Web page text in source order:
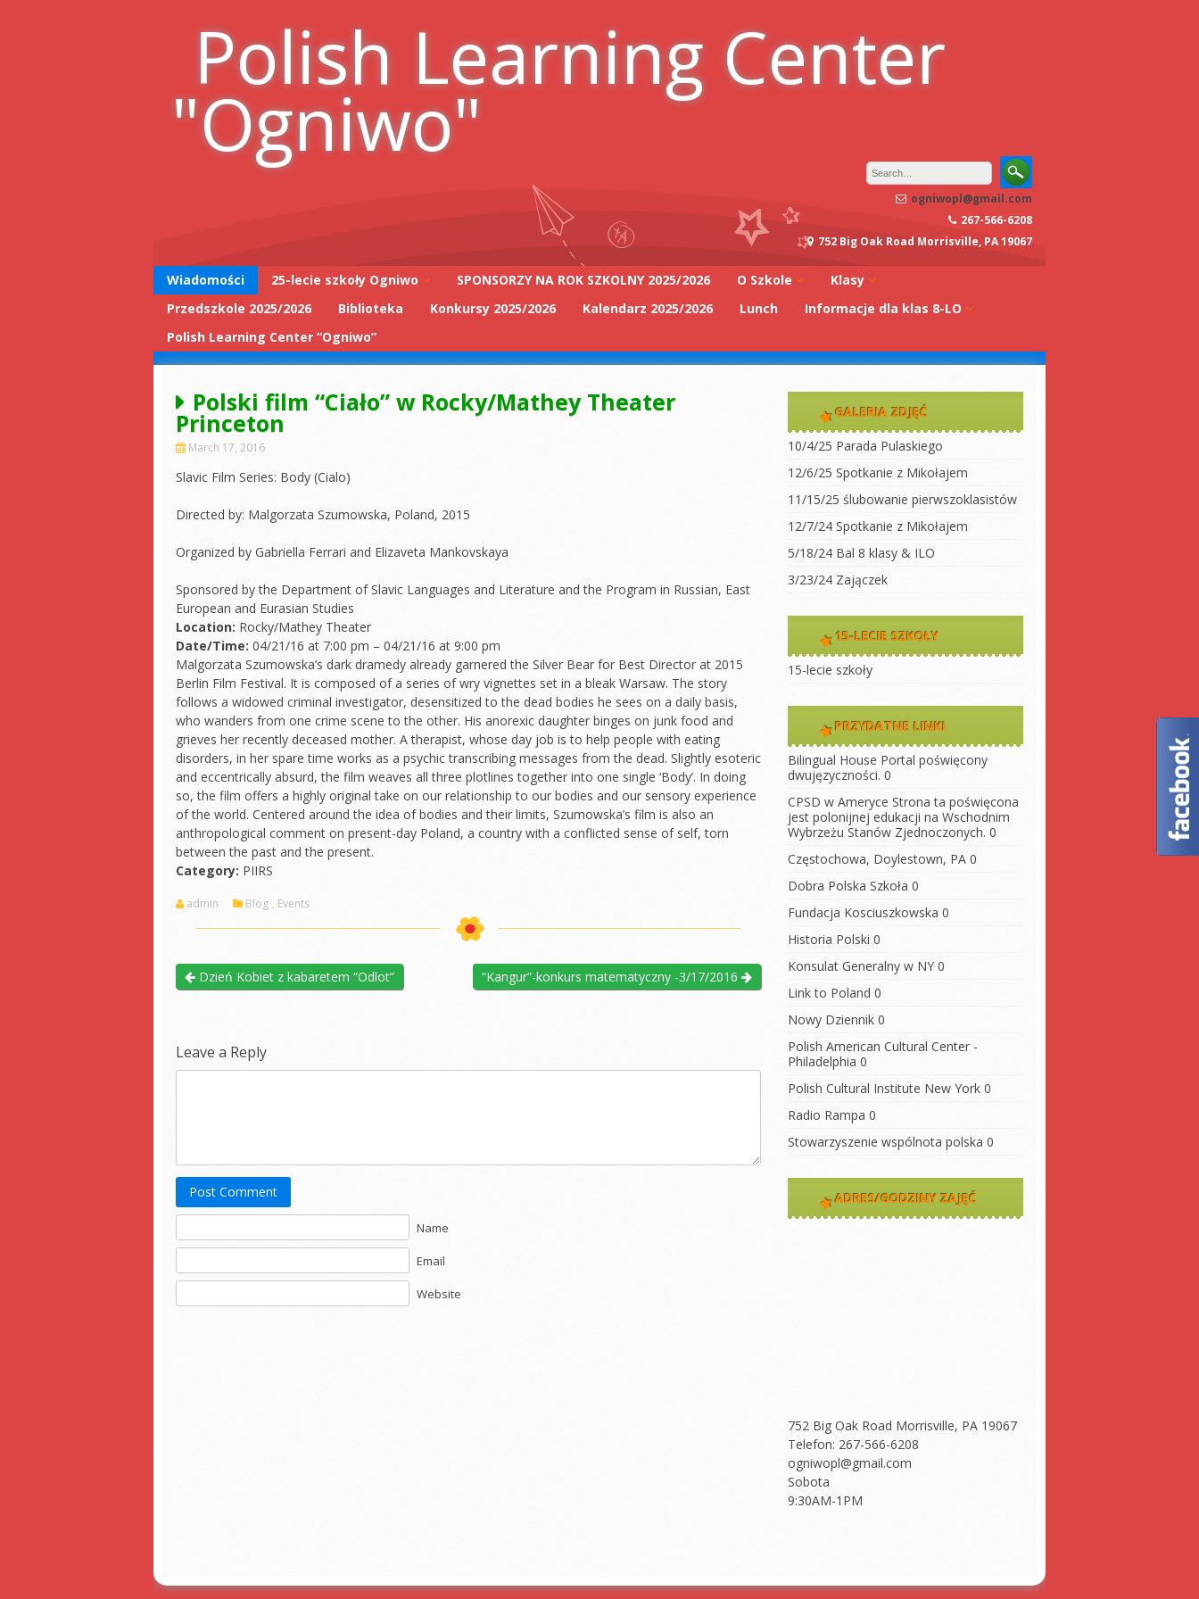
Polish Learning Center
"Ogniwo"
ogniwopl@gmail.com
267-566-6208
752 Big Oak Road Morrisville, PA 19067
Wiadomości
25-lecie szkoły Ogniwo
25-lecie wpis do
SPONSORZY NA ROK SZKOLNY 2025/2026
O Szkole
Adres szkoły
2025/2026
2025/2026
Statut szkoły
“Ogniwo”
Dokumenty do
15-lecie szkoły
Klasy
Klasa 0A
Klasa 1A
Klasa 1B
Klasa 2
Klasa 3A
Klasa 3 B
Klasa 5
Klasa 6
Klasa 8
LO 1
Przedszkole 2025/2026 Biblioteka Konkursy 2025/2026 Kalendarz 2025/2026 Lunch
Informacje dla klas 8-LO
Stypendia
Egzaminy z
dwujęzyczności
Polish Learning Center “Ogniwo”
Polski film “Ciało” w Rocky/Mathey Theater
Princeton
March 17, 2016
Slavic Film Series: Body (Cialo)
Directed by: Malgorzata Szumowska, Poland, 2015
Organized by Gabriella Ferrari and Elizaveta Mankovskaya
Sponsored by the Department of Slavic Languages and Literature and the Program in Russian, East
European and Eurasian Studies
Location: Rocky/Mathey Theater
Date/Time: 04/21/16 at 7:00 pm – 04/21/16 at 9:00 pm
Malgorzata Szumowska’s dark dramedy already garnered the Silver Bear for Best Director at 2015
Berlin Film Festival. It is composed of a series of wry vignettes set in a bleak Warsaw. The story
follows a widowed criminal investigator, desensitized to the dead bodies he sees on a daily basis,
who wanders from one crime scene to the other. His anorexic daughter binges on junk food and
grieves her recently deceased mother. A therapist, whose day job is to help people with eating
disorders, in her spare time works as a psychic transcribing messages from the dead. Slightly esoteric
and eccentrically absurd, the film weaves all three plotlines together into one single ‘Body’. In doing
so, the film offers a highly original take on our relationship to our bodies and our sensory experience
of the world. Centered around the idea of bodies and their limits, Szumowska’s film is also an
anthropological comment on present-day Poland, a country with a conflicted sense of self, torn
between the past and the present.
Category: PIIRS
admin Blog , Events
Dzień Kobiet z kabaretem “Odlot” “Kangur”-konkurs matematyczny -3/17/2016
Leave a Reply
Post Comment
Name
Email
Website
GALERIA ZDJĘĆ
10/4/25 Parada Pulaskiego
12/6/25 Spotkanie z Mikołajem
11/15/25 ślubowanie pierwszoklasistów
12/7/24 Spotkanie z Mikołajem
5/18/24 Bal 8 klasy & ILO
3/23/24 Zajączek
15-LECIE SZKOŁY
15-lecie szkoły
PRZYDATNE LINKI
Bilingual House Portal poświęcony
dwujęzyczności. 0
CPSD w Ameryce Strona ta poświęcona
jest polonijnej edukacji na Wschodnim
Wybrzeżu Stanów Zjednoczonych. 0
Częstochowa, Doylestown, PA 0
Dobra Polska Szkoła 0
Fundacja Kosciuszkowska 0
Historia Polski 0
Konsulat Generalny w NY 0
Link to Poland 0
Nowy Dziennik 0
Polish American Cultural Center -
Philadelphia 0
Polish Cultural Institute New York 0
Radio Rampa 0
Stowarzyszenie wspólnota polska 0
ADRES/GODZINY ZAJĘĆ
752 Big Oak Road Morrisville, PA 19067
Telefon: 267-566-6208
ogniwopl@gmail.com
Sobota
9:30AM-1PM